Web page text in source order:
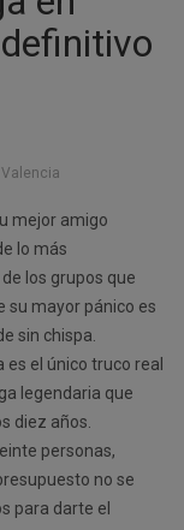
mejor amigo
lo más
los grupos que
su mayor pánico es
sin chispa.
el único truco real
legendaria que
diez años.
personas,
no se
para darte el